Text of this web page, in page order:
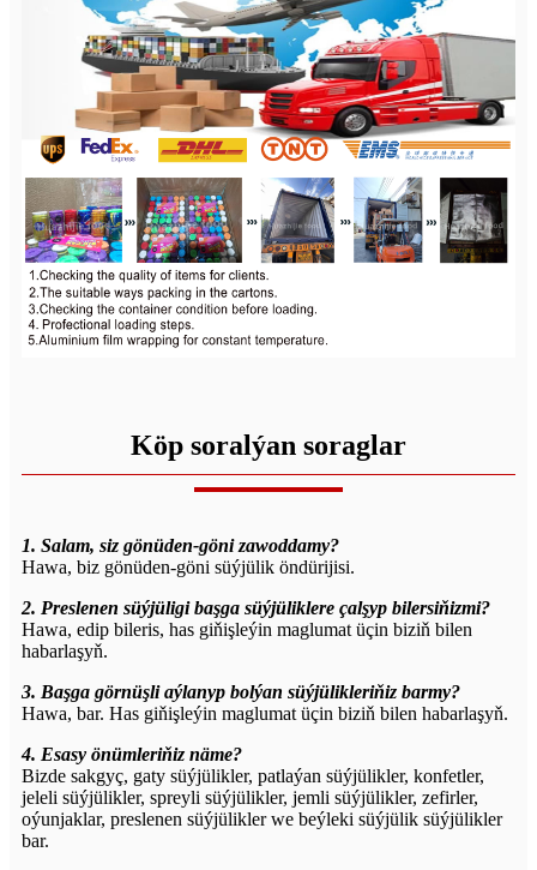
Köp soralýan soraglar
1. Salam, siz gönüden-göni zawoddamy?
Hawa, biz gönüden-göni süýjülik öndürijisi.
2. Preslenen süýjüligi başga süýjüliklere çalşyp bilersiňizmi?
Hawa, edip bileris, has giňişleýin maglumat üçin biziň bilen
habarlaşyň.
3. Başga görnüşli aýlanyp bolýan süýjülikleriňiz barmy?
Hawa, bar. Has giňişleýin maglumat üçin biziň bilen habarlaşyň.
4. Esasy önümleriňiz näme?
Bizde sakgyç, gaty süýjülikler, patlaýan süýjülikler, konfetler,
jeleli süýjülikler, spreyli süýjülikler, jemli süýjülikler, zefirler,
oýunjaklar, preslenen süýjülikler we beýleki süýjülik süýjülikler
bar.